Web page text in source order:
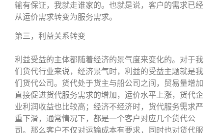
输有保证，我就走谁家的。也就是说，客户的需求已经
从运价需求转变为服务需求。
第三，利益关系转变
利益受益的主体都随着经济的景气度来变化的。对于我
们货代行业来说，经济景气时，利益的受益主题就是我
们货代公司。货代处于货主与船公司之间，贸易量增加
直接促进货代服务需求的增加，运价水平上涨，货代企
业利润收益也比较高；经济不经济时，货代服务需求严
重下滑，通常情况下，都是一个客户对应几个货代公
司。那么客户不仅对运输成本有要求，同时也对货代服